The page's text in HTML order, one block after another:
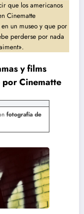
que los americanos
Cinematte
un museo y que por
perderse por nada
y films
Cinematte
fotografía de